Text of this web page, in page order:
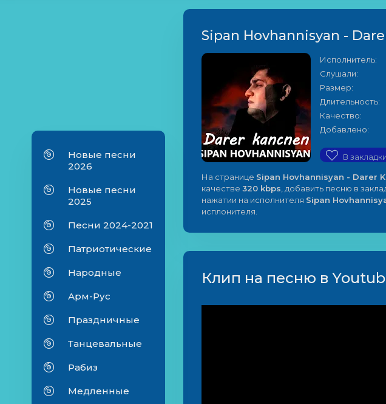
Новые песни
2026
Новые песни
2025
Песни 2024-2021
Патриотические
Народные
Арм-Рус
Праздничные
Танцевальные
Рабиз
Медленные
Sipan Hovhannisyan -
Исполнитель:
Слушали:
Размер:
Длительность:
Качество:
Добавлено:
В закладки
На странице Sipan Hovhannisyan - Darer
качестве 320 kbps , добавить песню в
нажатии на исполнителя Sipan
исплонителя.
Клип на песню в